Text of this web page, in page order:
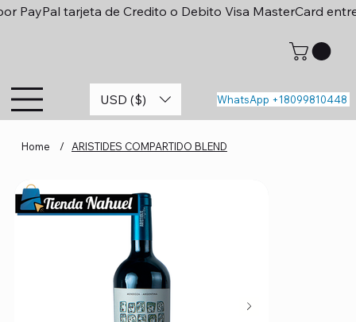
PayPal tarjeta de Credito o Debito Visa MasterCard
USD ($) WhatsApp +18099810448
Home / ARISTIDES COMPARTIDO BLEND